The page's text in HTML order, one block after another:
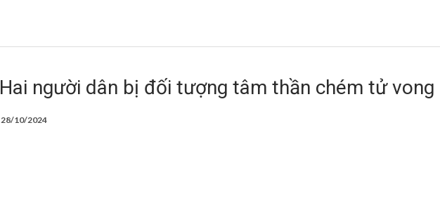
Hai người dân bị đối tượng tâm thần chém tử vong
28/10/2024